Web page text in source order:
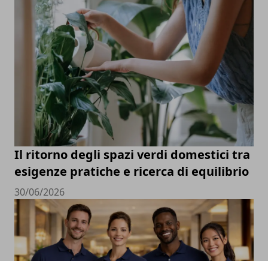
Il ritorno degli spazi verdi domestici tra
esigenze pratiche e ricerca di equilibrio
30/06/2026